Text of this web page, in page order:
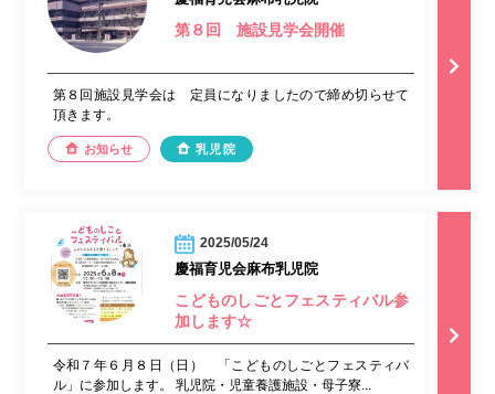
第８回 施設見学会開催
第８回施設見学会は 定員になりましたので締め切らせて
頂きます。
お知らせ 乳児院
2025/05/24
慶福育児会麻布乳児院
こどものしごとフェスティバル参
加します☆
令和７年６月８日（日） 「こどものしごとフェスティバ
ル」に参加します。 乳児院・児童養護施設・母子寮...